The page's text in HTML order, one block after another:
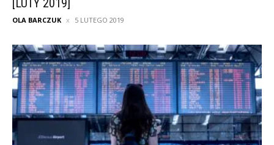
[LUTY 2019]
OLA BARCZUK 5 LUTEGO 2019